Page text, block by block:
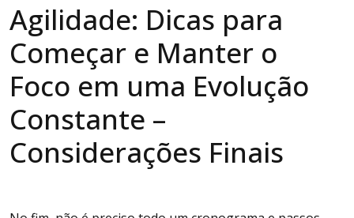
Agilidade: Dicas para
Começar e Manter o
Foco em uma Evolução
Constante –
Considerações Finais